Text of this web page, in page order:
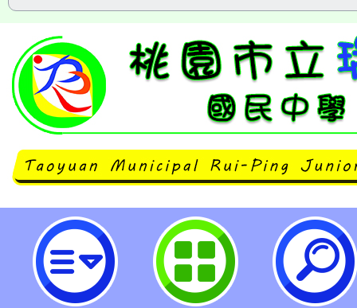
國家華語測驗推動工作委員會辦理
驗」113年4月正式考試-桃園市立